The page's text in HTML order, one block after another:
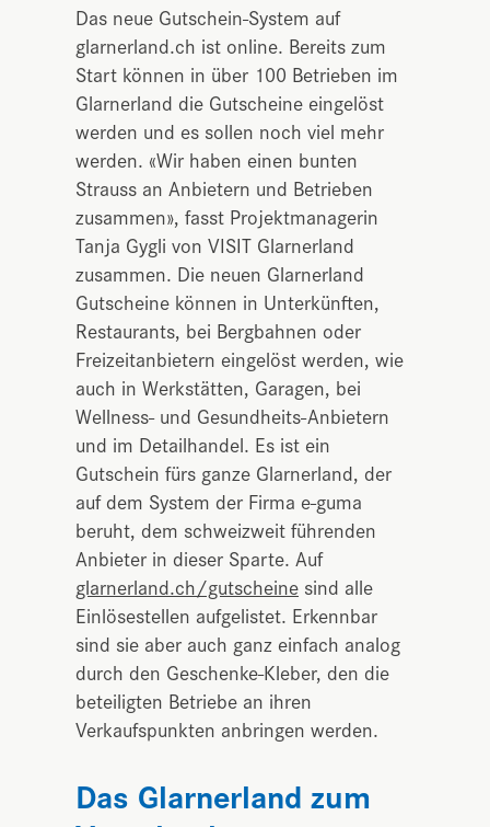
Das neue Gutschein-System auf
glarnerland.ch ist online. Bereits zum
Start können in über 100 Betrieben im
Glarnerland die Gutscheine eingelöst
werden und es sollen noch viel mehr
werden. «Wir haben einen bunten
Strauss an Anbietern und Betrieben
zusammen», fasst Projektmanagerin
Tanja Gygli von VISIT Glarnerland
zusammen. Die neuen Glarnerland
Gutscheine können in Unterkünften,
Restaurants, bei Bergbahnen oder
Freizeitanbietern eingelöst werden, wie
auch in Werkstätten, Garagen, bei
Wellness- und Gesundheits-Anbietern
und im Detailhandel. Es ist ein
Gutschein fürs ganze Glarnerland, der
auf dem System der Firma e-guma
beruht, dem schweizweit führenden
Anbieter in dieser Sparte. Auf
glarnerland.ch/gutscheine sind alle
Einlösestellen aufgelistet. Erkennbar
sind sie aber auch ganz einfach analog
durch den Geschenke-Kleber, den die
beteiligten Betriebe an ihren
Verkaufspunkten anbringen werden.
Das Glarnerland zum